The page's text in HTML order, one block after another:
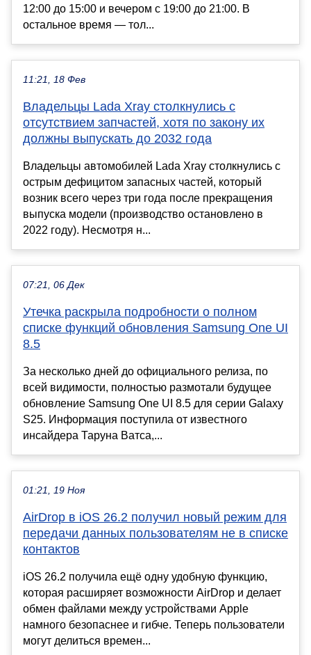
12:00 до 15:00 и вечером с 19:00 до 21:00. В
остальное время — тол...
11:21, 18 Фев
Владельцы Lada Xray столкнулись с
отсутствием запчастей, хотя по закону их
должны выпускать до 2032 года
Владельцы автомобилей Lada Xray столкнулись с
острым дефицитом запасных частей, который
возник всего через три года после прекращения
выпуска модели (производство остановлено в
2022 году). Несмотря н...
07:21, 06 Дек
Утечка раскрыла подробности о полном
списке функций обновления Samsung One UI
8.5
За несколько дней до официального релиза, по
всей видимости, полностью размотали будущее
обновление Samsung One UI 8.5 для серии Galaxy
S25. Информация поступила от известного
инсайдера Таруна Ватса,...
01:21, 19 Ноя
AirDrop в iOS 26.2 получил новый режим для
передачи данных пользователям не в списке
контактов
iOS 26.2 получила ещё одну удобную функцию,
которая расширяет возможности AirDrop и делает
обмен файлами между устройствами Apple
намного безопаснее и гибче. Теперь пользователи
могут делиться времен...